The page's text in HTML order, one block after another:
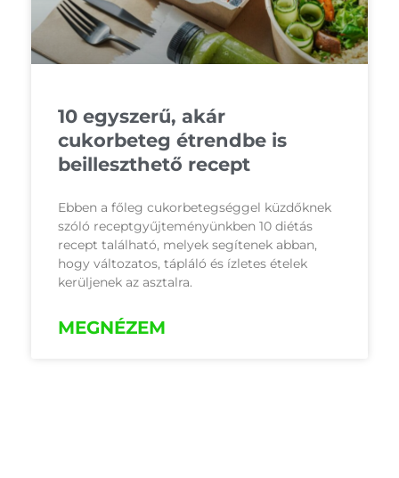
10 egyszerű, akár
cukorbeteg étrendbe is
beilleszthető recept
Ebben a főleg cukorbetegséggel küzdőknek
szóló receptgyűjteményünkben 10 diétás
recept található, melyek segítenek abban,
hogy változatos, tápláló és ízletes ételek
kerüljenek az asztalra.
MEGNÉZEM